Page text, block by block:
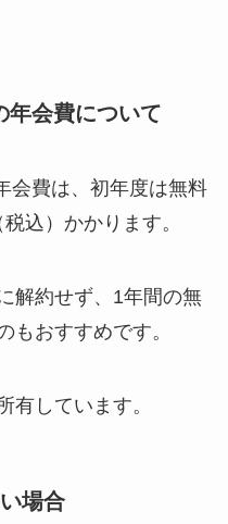
会費について
会費は、初年度は無料
込）かかります。
解約せず、1年間の無
もおすすめです。
有しています。
場合